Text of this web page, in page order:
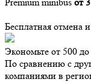
Бесплатная отмена
Экономьте от 500
По сравнению с
компаниями в